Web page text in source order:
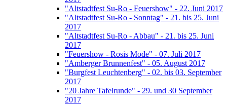
"Altstadtfest Su-Ro - Feuershow" - 22. Juni 2017
"Altstadtfest Su-Ro - Sonntag" - 21. bis 25. Juni
2017
"Altstadtfest Su-Ro - Abbau" - 21. bis 25. Juni
2017
"Feuershow - Rosis Mode" - 07. Juli 2017
"Amberger Brunnenfest" - 05. August 2017
"Burgfest Leuchtenberg" - 02. bis 03. September
2017
"20 Jahre Tafelrunde" - 29. und 30 September
2017